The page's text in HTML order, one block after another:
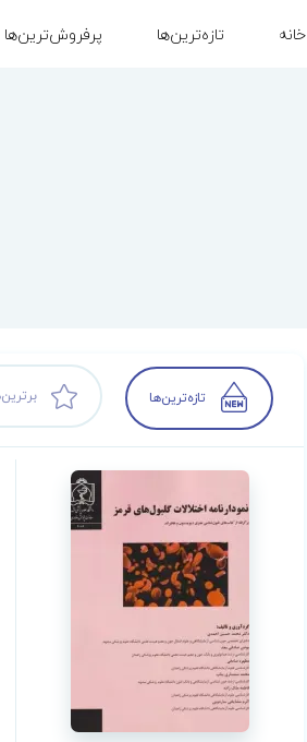
خانه تازه‌ترین‌ها پرفروش‌ترین‌ها
تازه‌ترین‌ها